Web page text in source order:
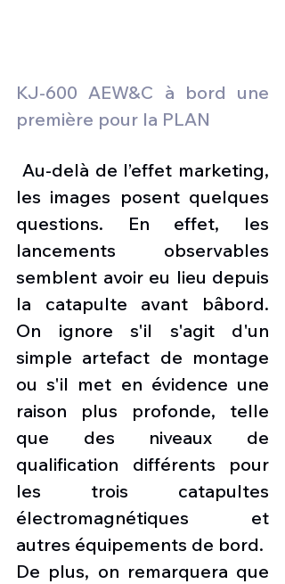
KJ-600 AEW&C à bord une
première pour la PLAN
Au-delà de l’effet marketing,
les images posent quelques
questions. En effet, les
lancements observables
semblent avoir eu lieu depuis
la catapulte avant bâbord.
On ignore s'il s'agit d'un
simple artefact de montage
ou s'il met en évidence une
raison plus profonde, telle
que des niveaux de
qualification différents pour
les trois catapultes
électromagnétiques et
autres équipements de bord.
De plus, on remarquera que